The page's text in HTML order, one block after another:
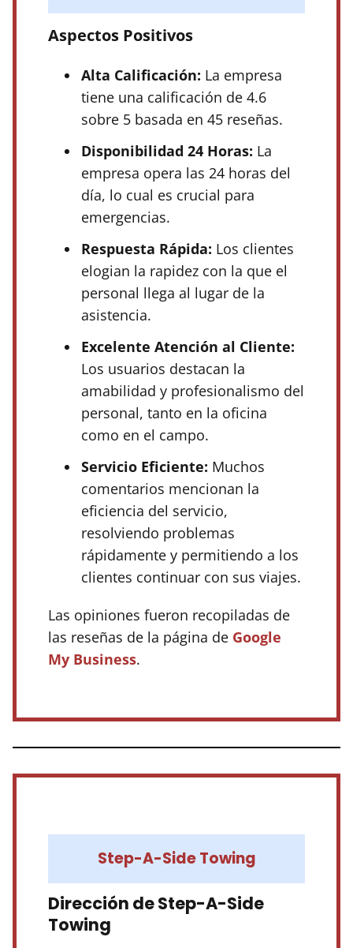
Aspectos Positivos
Alta Calificación: La empresa
tiene una calificación de 4.6
sobre 5 basada en 45 reseñas.
Disponibilidad 24 Horas: La
empresa opera las 24 horas del
día, lo cual es crucial para
emergencias.
Respuesta Rápida: Los clientes
elogian la rapidez con la que el
personal llega al lugar de la
asistencia.
Excelente Atención al Cliente:
Los usuarios destacan la
amabilidad y profesionalismo del
personal, tanto en la oficina
como en el campo.
Servicio Eficiente: Muchos
comentarios mencionan la
eficiencia del servicio,
resolviendo problemas
rápidamente y permitiendo a los
clientes continuar con sus viajes.
Las opiniones fueron recopiladas de
las reseñas de la página de Google
My Business.
Step-A-Side Towing
Dirección de Step-A-Side
Towing